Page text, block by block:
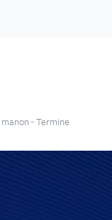
manon - Termine